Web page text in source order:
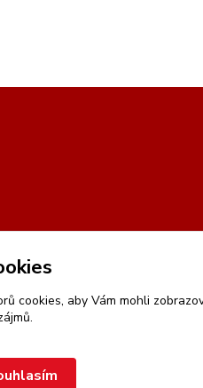
cookies, aby Vám mohli